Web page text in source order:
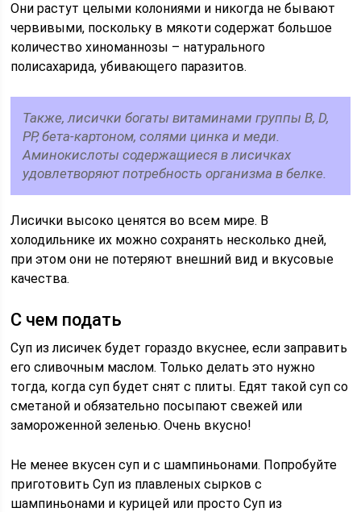
Они растут целыми колониями и никогда не бывают
червивыми, поскольку в мякоти содержат большое
количество хиноманнозы – натурального
полисахарида, убивающего паразитов.
Также, лисички богаты витаминами группы B, D,
PP, бета-картоном, солями цинка и меди.
Аминокислоты содержащиеся в лисичках
удовлетворяют потребность организма в белке.
Лисички высоко ценятся во всем мире. В
холодильнике их можно сохранять несколько дней,
при этом они не потеряют внешний вид и вкусовые
качества.
С чем подать
Суп из лисичек будет гораздо вкуснее, если заправить
его сливочным маслом. Только делать это нужно
тогда, когда суп будет снят с плиты. Едят такой суп со
сметаной и обязательно посыпают свежей или
замороженной зеленью. Очень вкусно!
Не менее вкусен суп и с шампиньонами. Попробуйте
приготовить Суп из плавленых сырков с
шампиньонами и курицей или просто Суп из